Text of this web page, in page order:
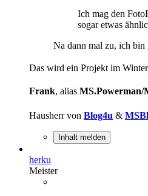
Ich mag den
sogar etwas
Na dann mal zu, ich bin
Das wird ein Projekt im
Frank, alias MS.Powerman/
Hausherr von Blog4u &
Inhalt melden
herku
Meister